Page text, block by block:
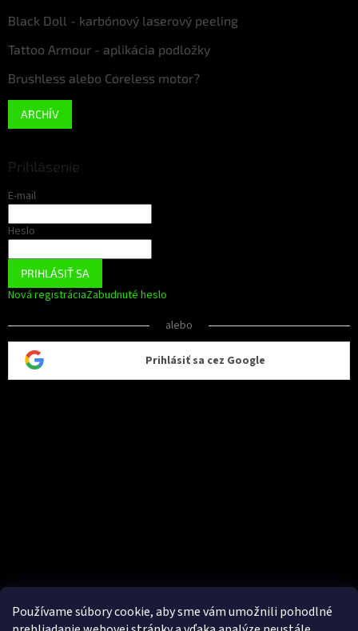
Používame súbory cookie, aby sme vám umožnili pohodlné
Black Doll - karbónový laserový peeling
Tattoo Armour - aplikácia podložky
Brushless alebo Coreless motor?
ARCHÍV
Prihlásenie
E-mail
Heslo
PRIHLÁSIŤ SA
Nová registráciaZabudnuté heslo
alebo
Prihlásiť sa cez Google